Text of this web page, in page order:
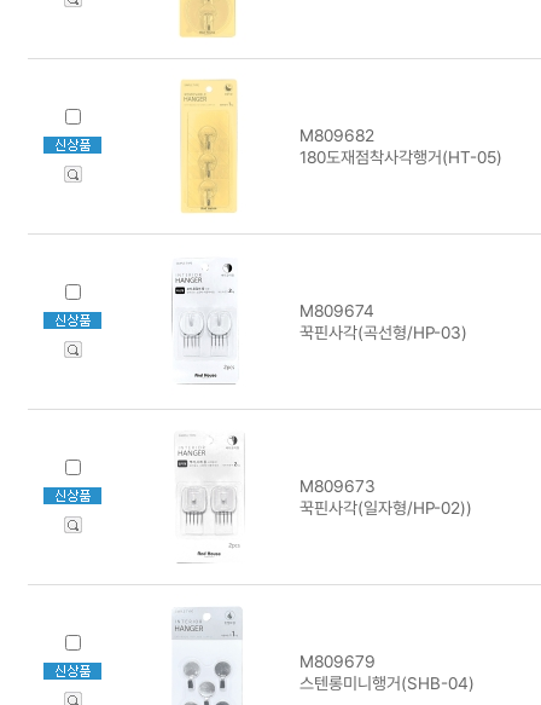
M809682
180도재점착사각행거(HT-05)
M809674
꾹핀사각(곡선형/HP-03)
M809673
꾹핀사각(일자형/HP-02))
M809679
스텐롱미니행거(SHB-04)